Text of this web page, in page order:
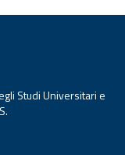
Studi Universitari e